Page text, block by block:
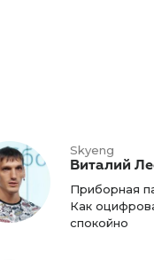
Skyeng
Виталий
Приборная
Как
спокойно